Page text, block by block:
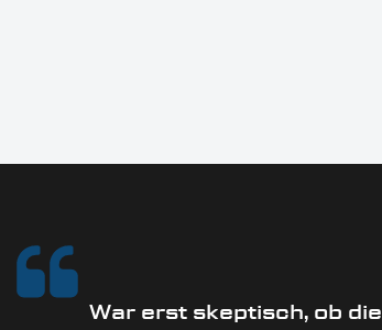
War erst skeptisch, ob die